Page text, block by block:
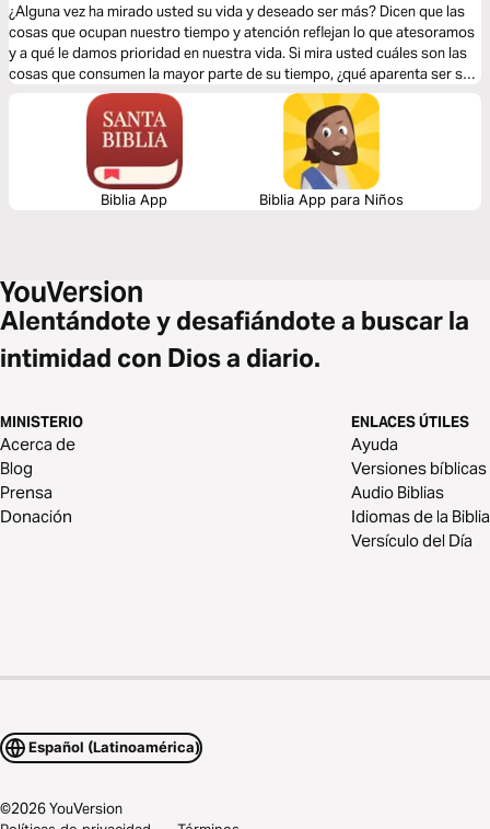
¿Alguna vez ha mirado usted su vida y deseado ser más? Dicen que las
cosas que ocupan nuestro tiempo y atención reflejan lo que atesoramos
y a qué le damos prioridad en nuestra vida. Si mira usted cuáles son las
cosas que consumen la mayor parte de su tiempo, ¿qué aparenta ser su
prioridad, su objetivo en la vida? La vida está llena de cosas
importantes, pero Dios necesita ser nuestra prioridad. Necesitamos
amar a Dios primero y ser Sus manos y Sus pies.
Biblia App Biblia App para Niños
Alentándote y desafiándote a buscar la
intimidad con Dios a diario.
MINISTERIO
Acerca de
Blog
Prensa
Donación
ENLACES ÚTILES
Ayuda
Versiones bíblicas
Audio Biblias
Idiomas de la Biblia
Versículo del Día
Español (Latinoamérica)
©2026YouVersion